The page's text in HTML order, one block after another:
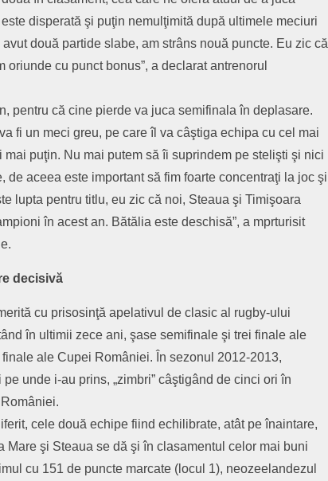
disperată şi puţin nemulţimită după ultimele meciuri
două partide slabe, am strâns nouă puncte. Eu zic că
cu punct bonus”, a declarat antrenorul
pentru că cine pierde va juca semifinala în deplasare.
fi un meci greu, pe care îl va câştiga echipa cu cel mai
puţin. Nu mai putem să îi suprindem pe stelişti şi nici
de aceea este important să fim foarte concentraţi la joc şi
lupta pentru titlu, eu zic că noi, Steaua şi Timişoara
în acest an. Bătălia este deschisă”, a mprturisit
decisivă
cu prisosinţă apelativul de clasic al rugby-ului
în ultimii zece ani, şase semifinale şi trei finale ale
ale Cupei României. În sezonul 2012-2013,
unde i-au prins, „zimbri” câştigând de cinci ori în
cele două echipe fiind echilibrate, atât pe înaintare,
Mare şi Steaua se dă şi în clasamentul celor mai buni
cu 151 de puncte marcate (locul 1), neozeelandezul